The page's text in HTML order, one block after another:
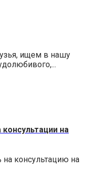
ищем в нашу
на
консультацию на